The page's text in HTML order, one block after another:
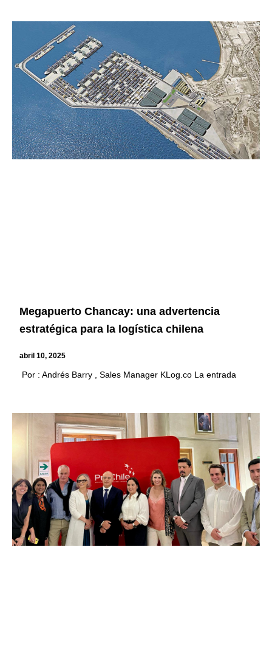
Megapuerto Chancay: una advertencia
estratégica para la logística chilena
abril 10, 2025
Por : Andrés Barry , Sales Manager KLog.co La entrada